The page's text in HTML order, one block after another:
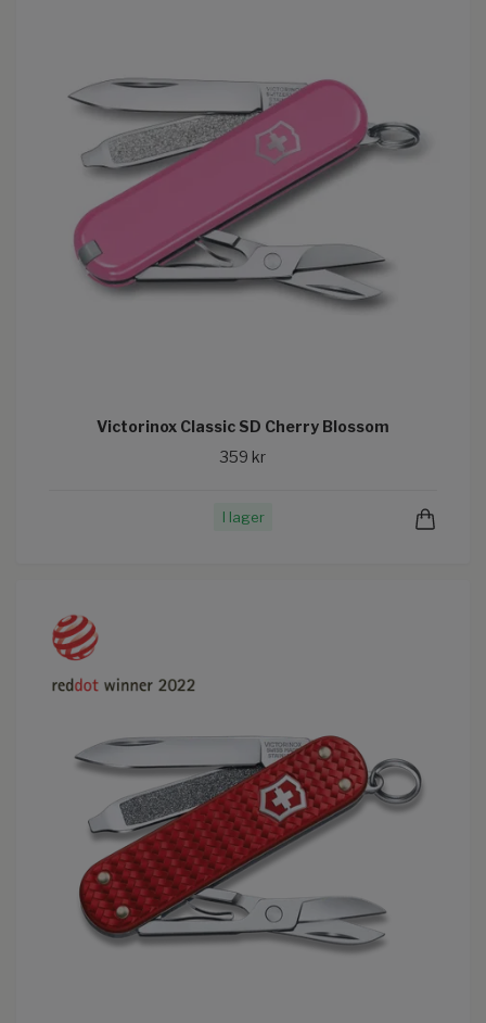
Victorinox Classic SD Cherry Blossom
359 kr
I lager